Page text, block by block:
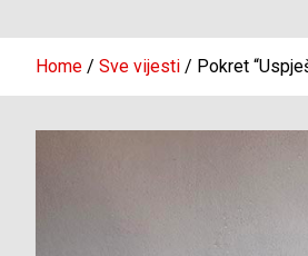
Home Sve vijesti Pokret